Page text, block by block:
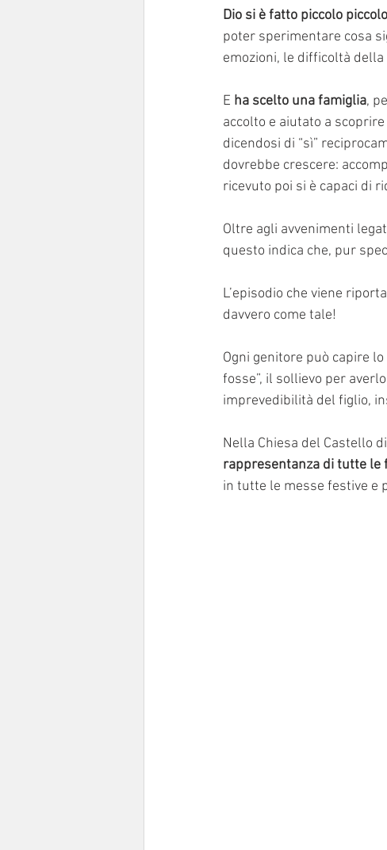
Dio si è fatto piccolo piccolo
poter sperimentare cosa
emozioni, le difficoltà
E ha scelto una famiglia,
accolto e aiutato a
dicendosi di “sì”
dovrebbe crescere:
ricevuto poi si è capaci di
Oltre agli avvenimenti
questo indica che, pur
L’episodio che viene
davvero come tale!
Ogni genitore può capire
fosse”, il sollievo per
imprevedibilità del figlio,
Nella Chiesa del Castello
rappresentanza di tutte le
in tutte le messe festive e